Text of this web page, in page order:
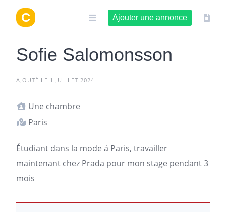
contenu
Ajouter une annonce
Sofie Salomonsson
AJOUTÉ LE 1 JUILLET 2024
Une chambre
Paris
Étudiant dans la mode á Paris, travailler
maintenant chez Prada pour mon stage pendant 3
mois